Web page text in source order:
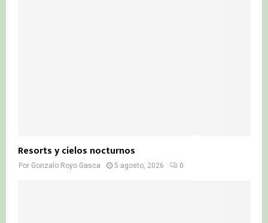
Resorts y cielos nocturnos
Por Gonzalo Royo Gasca 5 agosto, 2026 0